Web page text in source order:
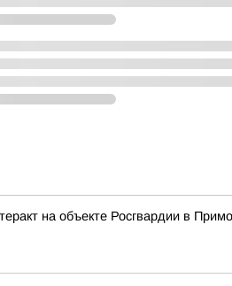
на объекте Росгвардии в